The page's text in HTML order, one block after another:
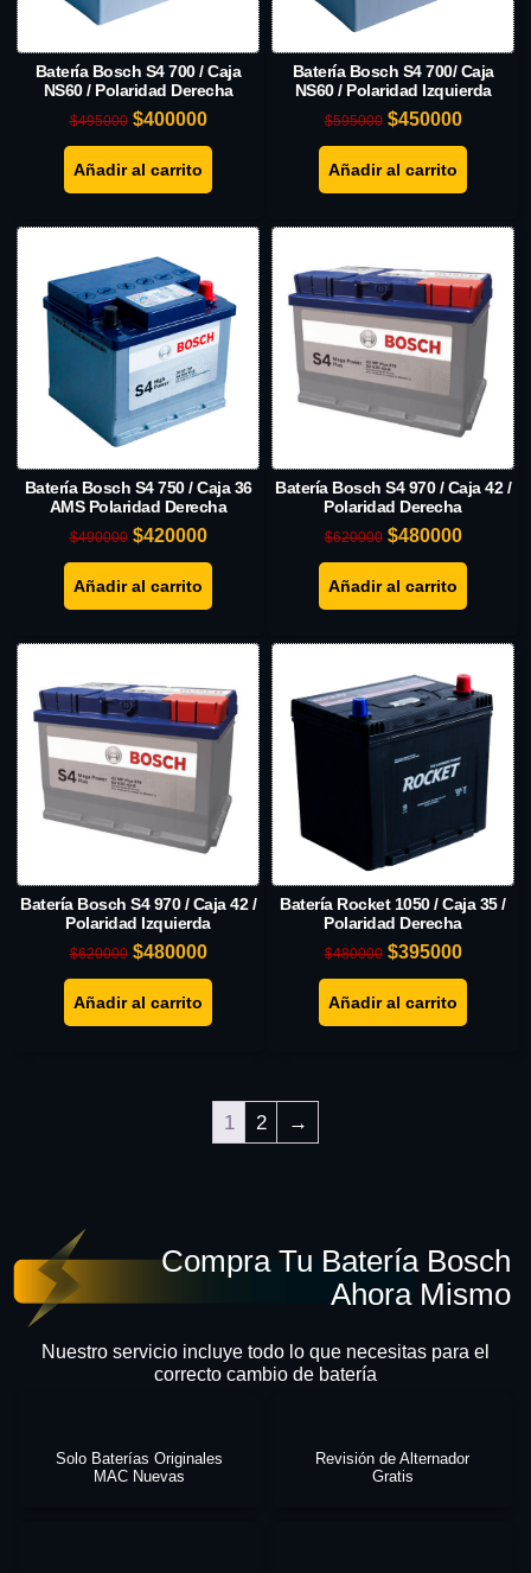
Batería Bosch S4 700 / Caja
NS60 / Polaridad Derecha
$495000 $400000
Añadir al carrito
Batería Bosch S4 700/ Caja
NS60 / Polaridad Izquierda
$595000 $450000
Añadir al carrito
Batería Bosch S4 750 / Caja 36
AMS Polaridad Derecha
$490000 $420000
Añadir al carrito
Batería Bosch S4 970 / Caja 42 /
Polaridad Derecha
$620000 $480000
Añadir al carrito
Batería Bosch S4 970 / Caja 42 /
Polaridad Izquierda
$620000 $480000
Añadir al carrito
Batería Rocket 1050 / Caja 35 /
Polaridad Derecha
$480000 $395000
Añadir al carrito
1 2 →
Compra Tu Batería Bosch
Ahora Mismo
Nuestro servicio incluye todo lo que necesitas para el
correcto cambio de batería
Solo Baterías Originales
MAC Nuevas
Revisión de Alternador
Gratis